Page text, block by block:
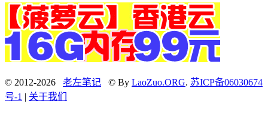
© 2012-2026 老左笔记 © By LaoZuo.ORG. 苏ICP备06030674
号-1 | 关于我们